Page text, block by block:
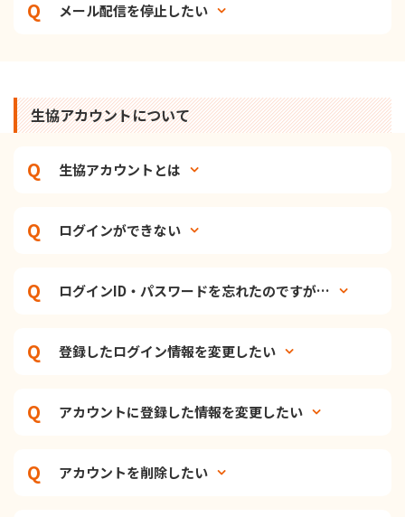
メール配信を停止したい
生協アカウントについて
生協アカウントとは
ログインができない
ログインID・パスワードを忘れたのですが…
登録したログイン情報を変更したい
アカウントに登録した情報を変更したい
アカウントを削除したい